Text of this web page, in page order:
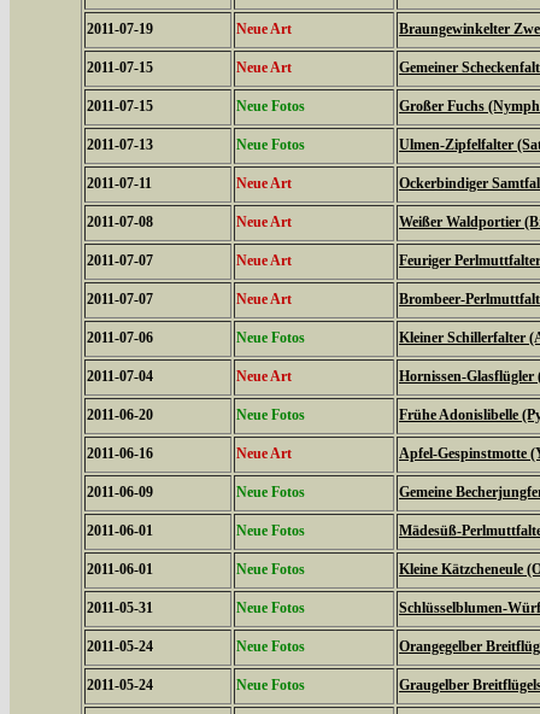
2011-07-19 Neue Art Braungewinkelter
2011-07-15 Neue Art Gemeiner
2011-07-15 Neue Fotos Großer Fuchs
2011-07-13 Neue Fotos Ulmen-Zipfelfalter
2011-07-11 Neue Art Ockerbindiger
2011-07-08 Neue Art Weißer Waldportier
2011-07-07 Neue Art Feuriger
2011-07-07 Neue Art Brombeer-
2011-07-06 Neue Fotos Kleiner Schillerfalter
2011-07-04 Neue Art Hornissen-Glasflügler
2011-06-20 Neue Fotos Frühe Adonislibelle
2011-06-16 Neue Art Apfel-Gespinstmotte
2011-06-09 Neue Fotos Gemeine
2011-06-01 Neue Fotos Mädesüß-
2011-06-01 Neue Fotos Kleine Kätzcheneule
2011-05-31 Neue Fotos Schlüsselblumen-
2011-05-24 Neue Fotos Orangegelber
2011-05-24 Neue Fotos Graugelber